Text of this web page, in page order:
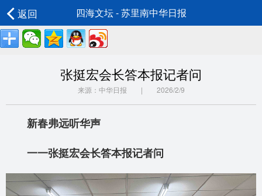
返回 四海文坛 - 苏里南中华日报
张挺宏会长答本报记者问
来源：中华日报 | 2026/2/9
新春弗远听华声
一一张挺宏会长答本报记者问